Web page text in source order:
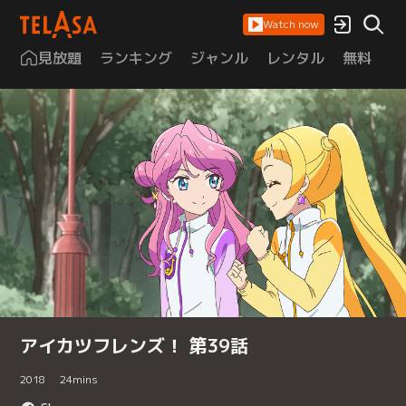
Watch now
見放題 ランキング ジャンル レンタル 無料
アイカツフレンズ！ 第39話
2018 24mins